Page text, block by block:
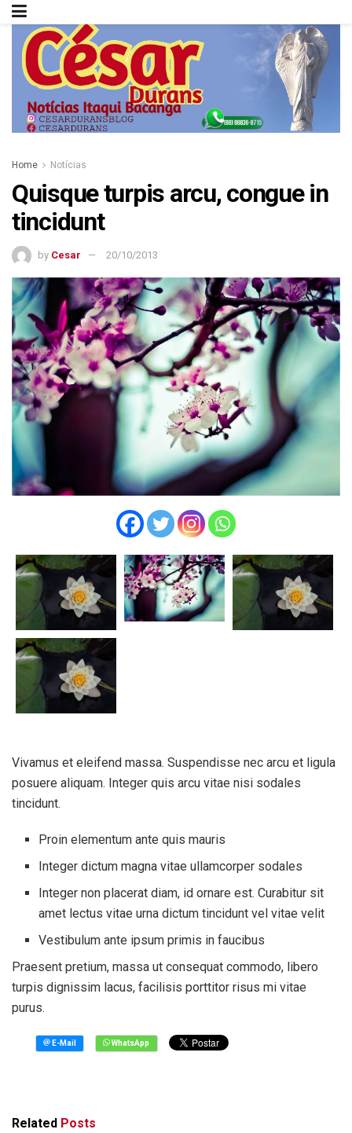
Home Notícias
Quisque turpis arcu, congue in
tincidunt
by Cesar 20/10/2013
Vivamus et eleifend massa. Suspendisse nec arcu et ligula
posuere aliquam. Integer quis arcu vitae nisi sodales
tincidunt.
Proin elementum ante quis mauris
Integer dictum magna vitae ullamcorper sodales
Integer non placerat diam, id ornare est. Curabitur sit
amet lectus vitae urna dictum tincidunt vel vitae velit
Vestibulum ante ipsum primis in faucibus
Praesent pretium, massa ut consequat commodo, libero
turpis dignissim lacus, facilisis porttitor risus mi vitae
purus.
Related Posts